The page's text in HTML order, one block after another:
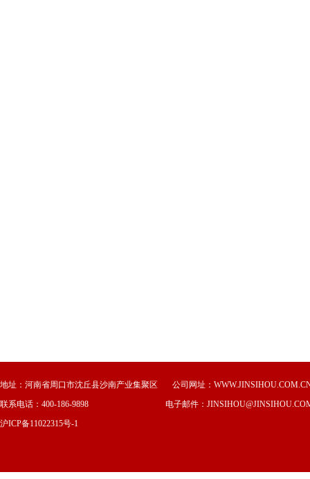
地址： 河南省周口市沈丘县沙南产业集聚区
公司网址：
联系电话：400-186-9898 电子邮件：
沪ICP备11022315号-1